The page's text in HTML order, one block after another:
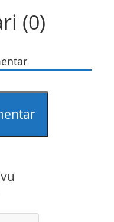
(0)